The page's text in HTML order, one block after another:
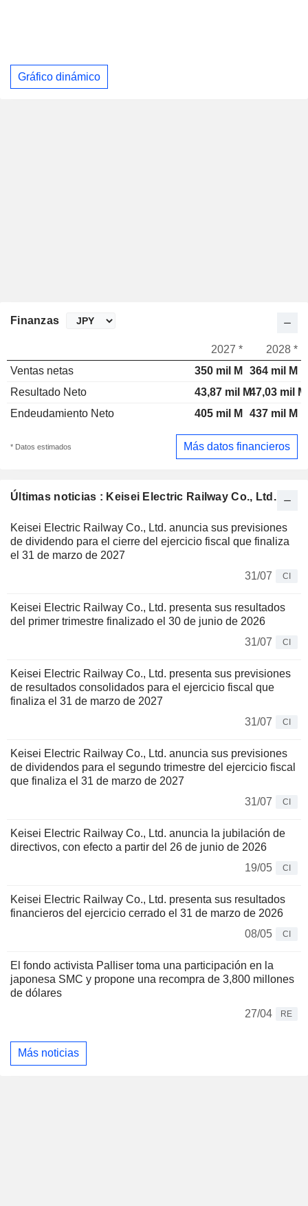
Gráfico dinámico
Últimas noticias : Keisei Electric Railway Co., Ltd.
Keisei Electric Railway Co., Ltd. anuncia sus previsiones
de dividendo para el cierre del ejercicio fiscal que finaliza
el 31 de marzo de 2027
31/07
CI
Keisei Electric Railway Co., Ltd. presenta sus resultados
del primer trimestre finalizado el 30 de junio de 2026
31/07
CI
Keisei Electric Railway Co., Ltd. presenta sus previsiones
de resultados consolidados para el ejercicio fiscal que
finaliza el 31 de marzo de 2027
31/07
CI
Keisei Electric Railway Co., Ltd. anuncia sus previsiones
de dividendos para el segundo trimestre del ejercicio fiscal
que finaliza el 31 de marzo de 2027
31/07
CI
Keisei Electric Railway Co., Ltd. anuncia la jubilación de
directivos, con efecto a partir del 26 de junio de 2026
19/05
CI
Keisei Electric Railway Co., Ltd. presenta sus resultados
financieros del ejercicio cerrado el 31 de marzo de 2026
08/05
CI
El fondo activista Palliser toma una participación en la
japonesa SMC y propone una recompra de 3,800 millones
de dólares
27/04
RE
Más noticias
Finanzas
2027 *
2028 *
Ventas netas
350 mil M
364 mil M
Resultado Neto
43,87 mil M47,03 mil M
Endeudamiento Neto
405 mil M 437 mil M
* Datos estimados Más datos financieros